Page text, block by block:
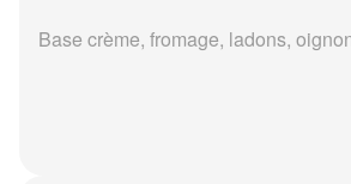
Base crème, fromage, ladons,